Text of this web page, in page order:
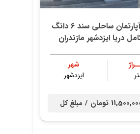
فروش آپارتمان ساحلی سند 6 دانگ
دریا ایزدشهر مازندران
شهر
ایزدشهر
تومان / مبلغ کل